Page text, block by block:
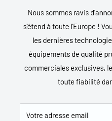
Nous sommes ravis
s'étend à toute l'Europe !
les dernières
équipements de qualité
commerciales exclusives,
toute fiabilité
Votre adresse email